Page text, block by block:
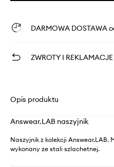
DARMOWA DOSTAWA
ZWROTY I REKLAMACJE
Opis produktu
Answear.LAB naszyjnik
Naszyjnik z kolekcji Answear.LAB.
wykonany ze stali szlachetnej.